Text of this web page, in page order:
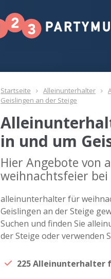
Startseite Alleinunterhalter
Geislingen an der Steige
in und um
Hier Angebote von
weihnachtsfeier bei
alleinunterhalter für
Geislingen an der Steige
Suchen und finden Sie
der Steige oder verwenden
225 Alleinunterhalter